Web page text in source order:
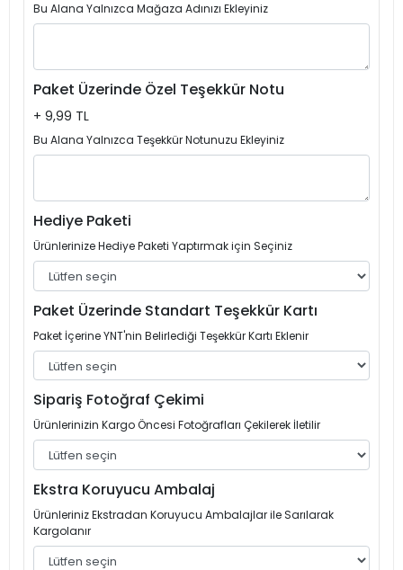
Bu Alana Yalnızca Mağaza Adınızı Ekleyiniz
Paket Üzerinde Özel Teşekkür Notu
+ 9,99 TL
Bu Alana Yalnızca Teşekkür Notunuzu Ekleyiniz
Hediye Paketi
Ürünlerinize Hediye Paketi Yaptırmak için Seçiniz
Paket Üzerinde Standart Teşekkür Kartı
Paket İçerine YNT'nin Belirlediği Teşekkür Kartı Eklenir
Sipariş Fotoğraf Çekimi
Ürünlerinizin Kargo Öncesi Fotoğrafları Çekilerek İletilir
Ekstra Koruyucu Ambalaj
Ürünleriniz Ekstradan Koruyucu Ambalajlar ile Sarılarak
Kargolanır